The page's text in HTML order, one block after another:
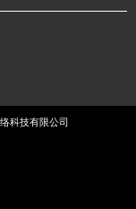
科技有限公司